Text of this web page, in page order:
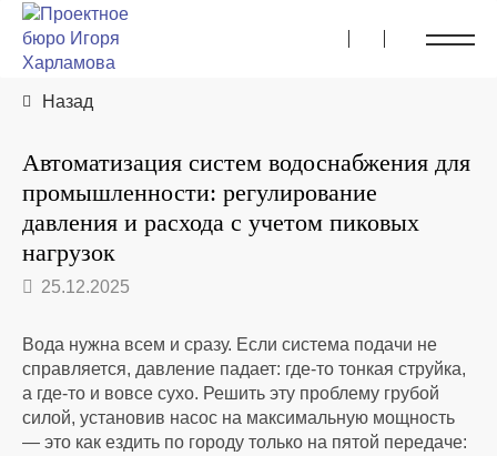
Назад
Автоматизация систем водоснабжения для
промышленности: регулирование
давления и расхода с учетом пиковых
нагрузок
25.12.2025
Вода нужна всем и сразу. Если система подачи не
справляется, давление падает: где-то тонкая струйка,
а где-то и вовсе сухо. Решить эту проблему грубой
силой, установив насос на максимальную мощность
— это как ездить по городу только на пятой передаче: